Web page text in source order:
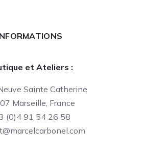
et Ateliers :
Sainte Catherine
Marseille, France
(0)4 91 54 26 58